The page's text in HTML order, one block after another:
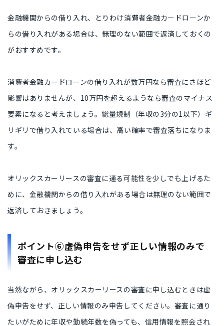
金融機関からの借り入れ、とりわけ消費者金融カードローンか
らの借り入れがある場合は、無理のない範囲で返済しておくの
がおすすめです。
消費者金融カードローンの借り入れが数万円なら審査にさほど
影響はありませんが、10万円を超えるようなら審査のマイナス
要素になると考えましょう。総量規制（年収の3分の1以下）ギ
リギリで借り入れている場合は、高い確率で審査落ちになりま
す。
オリックスカーリースの審査に通る可能性を少しでも上げるた
めに、金融機関からの借り入れがある場合は無理のない範囲で
返済しておきましょう。
ポイント⑥虚偽申告をせず正しい情報のみで
審査に申し込む
当然ながら、オリックスカーリースの審査に申し込むときは虚
偽申告をせず、正しい情報のみ申告してください。審査に通り
たいがために年収や勤続年数を偽っても、信用情報を照会され